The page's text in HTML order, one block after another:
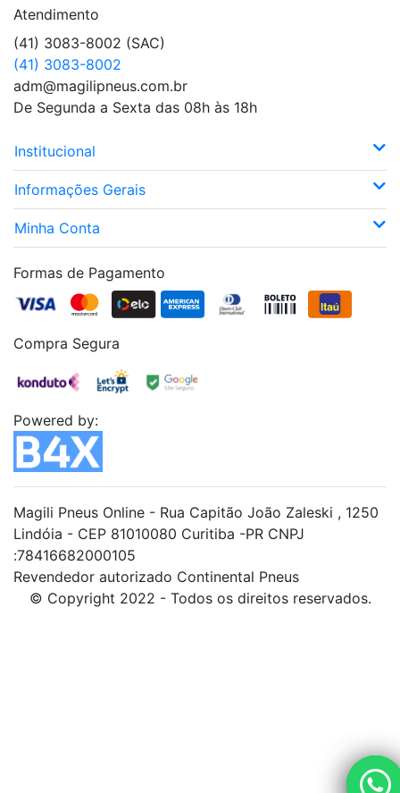
Atendimento
(41) 3083-8002 (SAC)
(41) 3083-8002
adm@magilipneus.com.br
De Segunda a Sexta das 08h às 18h
Institucional
Informações Gerais
Minha Conta
Formas de Pagamento
Compra Segura
Powered by:
Magili Pneus Online - Rua Capitão João Zaleski , 1250
Lindóia - CEP 81010080 Curitiba -PR CNPJ
:78416682000105
Revendedor autorizado Continental Pneus
© Copyright 2022 - Todos os direitos reservados.